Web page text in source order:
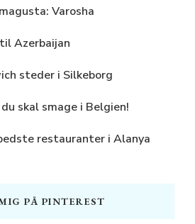
Varosha
Azerbaijan
steder i Silkeborg
skal smage i Belgien!
restauranter i Alanya
PÅ PINTEREST